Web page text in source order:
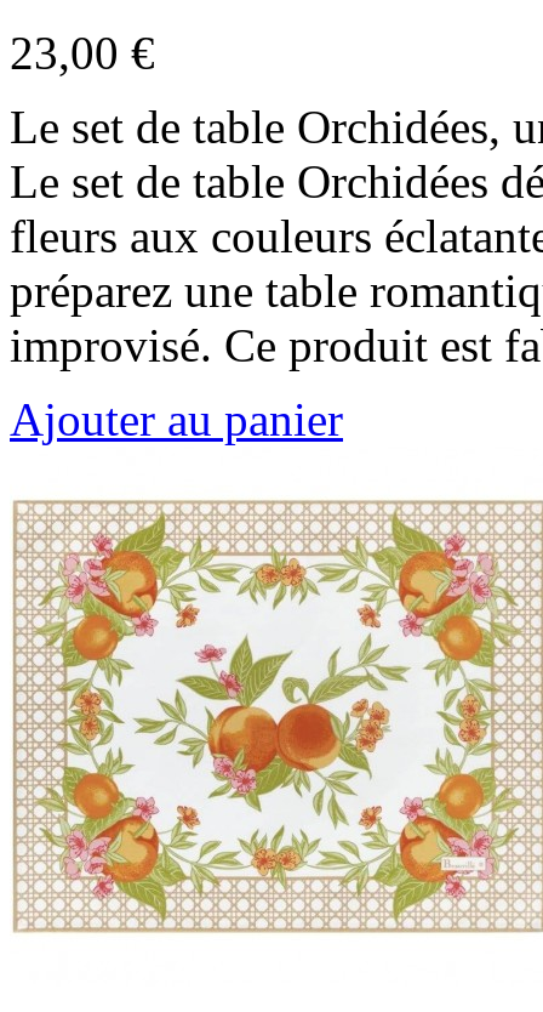
23,00 €
Le set de table Orchidées,
Le set de table Orchidées
fleurs aux couleurs
préparez une table
improvisé. Ce produit est
Ajouter au panier